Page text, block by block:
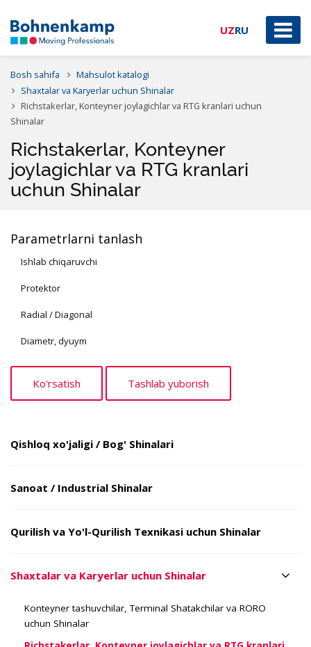
UZRU
Bosh sahifa
Mahsulot katalogi
Shaxtalar va Karyerlar uchun Shinalar
Richstakerlar, Konteyner joylagichlar va RTG kranlari uchun
Shinalar
Richstakerlar, Konteyner
joylagichlar va RTG kranlari
uchun Shinalar
Parametrlarni tanlash
Ishlab chiqaruvchi
Protektor
Radial / Diagonal
Diametr, dyuym
Qishloq xo'jaligi / Bog' Shinalari
Sanoat / Industrial Shinalar
Qurilish va Yo'l-Qurilish Texnikasi uchun Shinalar
Shaxtalar va Karyerlar uchun Shinalar
Konteyner tashuvchilar, Terminal Shatakchilar va RORO
uchun Shinalar